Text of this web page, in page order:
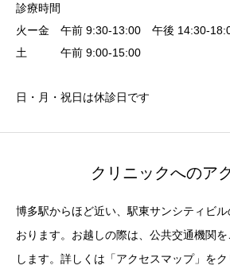
診療時間
火ー金 午前 9:30-13:00 午後 14:30-
土 午前 9:00-15:00
日・月・祝日は休診日です
クリニックへのア
博多駅からほど近い、駅東サンシティビ
おります。お越しの際は、公共交通機関
します。詳しくは「アクセスマップ」をク